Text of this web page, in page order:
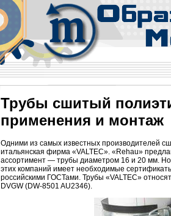
Трубы сшитый
применения и монтаж
Одними из самых известных производителей
итальянская фирма «VALTEC». «Rehau»
ассортимент — трубы диаметром 16 и 20 мм. Но
этих компаний имеет необходимые
российскими ГОСТами. Трубы «VALTEC»
DVGW (DW-8501 AU2346).